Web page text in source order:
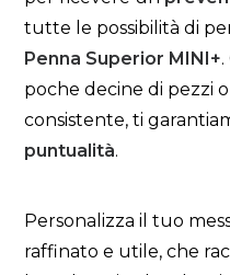
tutte le possibilità di
Penna Superior MINI+
poche decine di pezzi
consistente, ti
puntualità.
Personalizza il tuo
raffinato e utile, che